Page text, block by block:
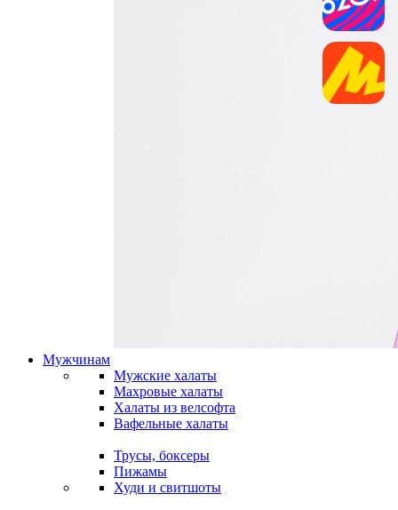
Мужчинам
Мужские халаты
Махровые халаты
Халаты из велсофта
Вафельные халаты
Трусы, боксеры
Пижамы
Худи и свитшоты